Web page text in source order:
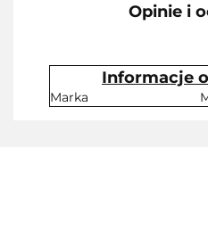
Opinie i
Informacje
Marka